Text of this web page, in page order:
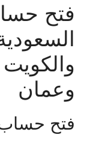
فتح
وعمان
فتح حساب